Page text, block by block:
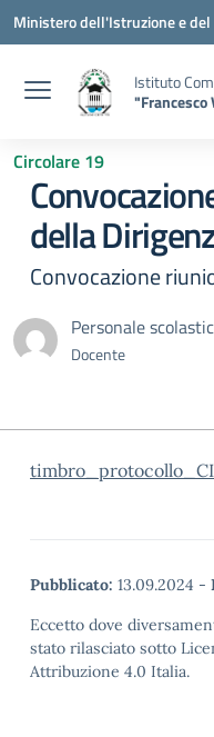
Vai ai contenuti
Vai al menu di navigazione
Vai al footer
Ministero dell'Istruzione e
Istituto
"Francesco
Circolare 19
della
Convocazione
Personale
Docente
Pubblicato: 13.09.2024 -
Eccetto dove
stato rilasciato sotto
Attribuzione 4.0 Italia.